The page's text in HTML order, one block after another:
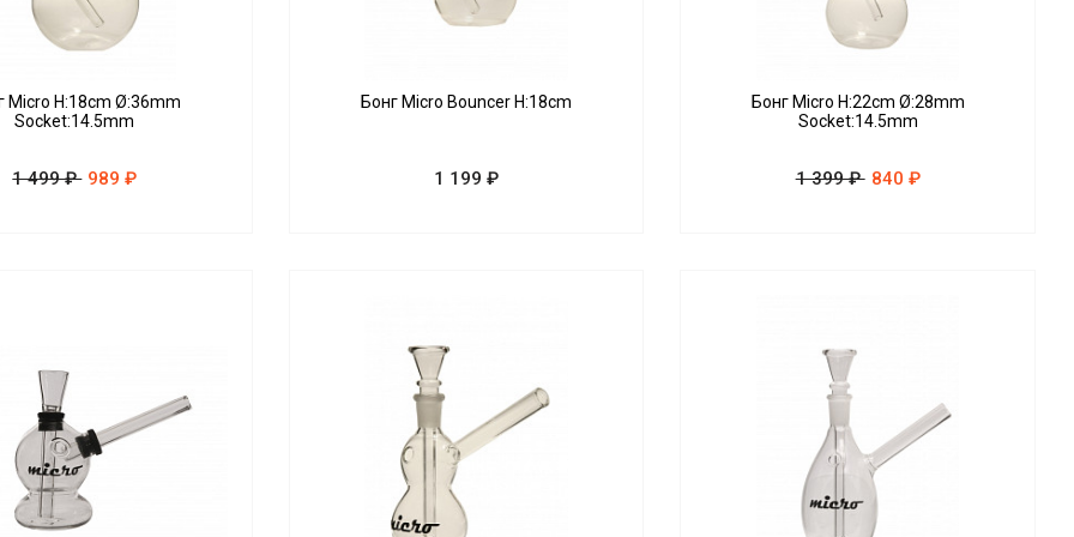
Micro H:18cm Ø:36mm
Socket:14.5mm
1 499 ₽ 989 ₽
Бонг Micro Bouncer H:18cm
1 199 ₽
Бонг Micro H:22cm Ø:28mm
Socket:14.5mm
1 399 ₽ 840 ₽